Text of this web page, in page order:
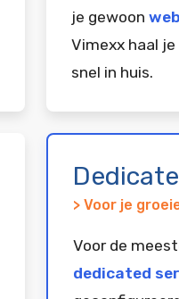
je gewoon
Vimexx haal
snel in huis.
> Voor je
Voor de
dedicated